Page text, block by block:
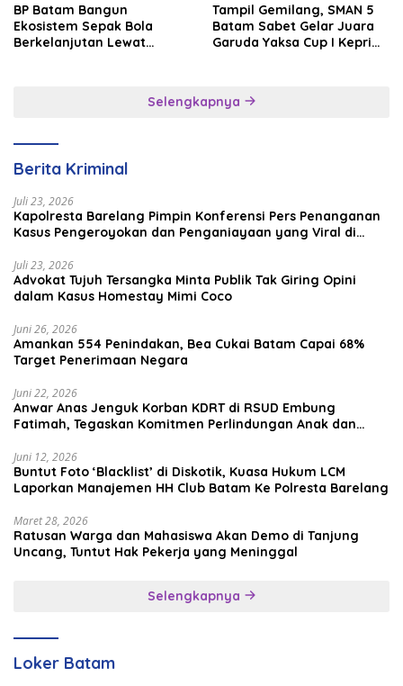
BP Batam Bangun
Ekosistem Sepak Bola
Berkelanjutan Lewat
Tampil Gemilang, SMAN 5
Batam Sabet Gelar Juara
Garuda Yaksa Cup I Kepri
Selengkapnya
Berita Kriminal
Juli 23, 2026
Kapolresta Barelang Pimpin Konferensi Pers Penanganan
Kasus Pengeroyokan dan Penganiayaan yang Viral di
Juli 23, 2026
Advokat Tujuh Tersangka Minta Publik Tak Giring Opini
dalam Kasus Homestay Mimi Coco
Juni 26, 2026
Amankan 554 Penindakan, Bea Cukai Batam Capai 68%
Target Penerimaan Negara
Juni 22, 2026
Anwar Anas Jenguk Korban KDRT di RSUD Embung
Fatimah, Tegaskan Komitmen Perlindungan Anak dan
Juni 12, 2026
Buntut Foto ‘Blacklist’ di Diskotik, Kuasa Hukum LCM
Laporkan Manajemen HH Club Batam Ke Polresta Barelang
Maret 28, 2026
Ratusan Warga dan Mahasiswa Akan Demo di Tanjung
Uncang, Tuntut Hak Pekerja yang Meninggal
Selengkapnya
Loker Batam